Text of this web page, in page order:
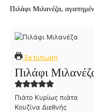
Πιλάφι Μιλανέζα,
Εκτύπωση
Πιλάφι
Πιάτο Κυρίως πιάτα
Κουζίνα Διεθνής